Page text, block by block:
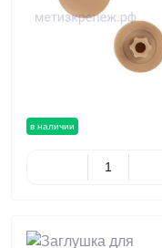
в наличии